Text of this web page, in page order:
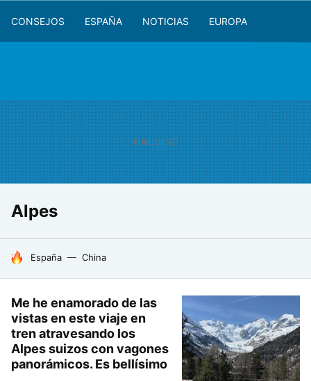
CONSEJOS ESPAÑA NOTICIAS EUROPA
Alpes
HOY SE HABLA DE
España China
Me he enamorado de las
vistas en este viaje en
tren atravesando los
Alpes suizos con vagones
panorámicos. Es bellísimo